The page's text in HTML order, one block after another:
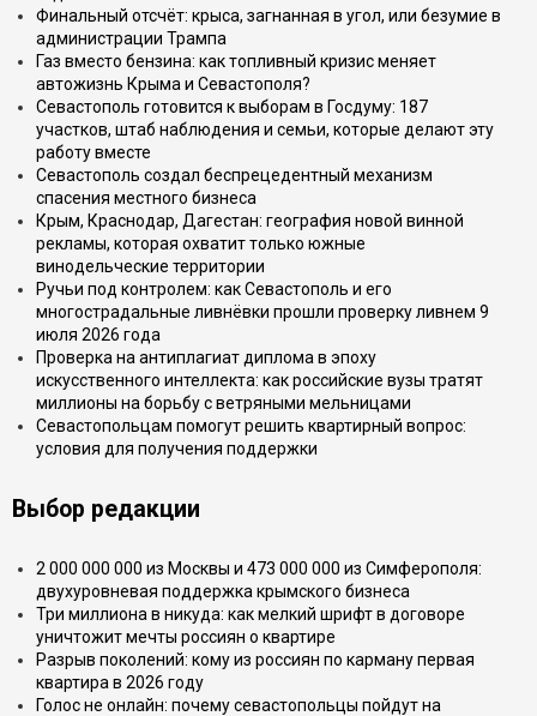
Финальный отсчёт: крыса, загнанная в угол, или безумие в
администрации Трампа
Газ вместо бензина: как топливный кризис меняет
автожизнь Крыма и Севастополя?
Севастополь готовится к выборам в Госдуму: 187
участков, штаб наблюдения и семьи, которые делают эту
работу вместе
Севастополь создал беспрецедентный механизм
спасения местного бизнеса
Крым, Краснодар, Дагестан: география новой винной
рекламы, которая охватит только южные
винодельческие территории
Ручьи под контролем: как Севастополь и его
многострадальные ливнёвки прошли проверку ливнем 9
июля 2026 года
Проверка на антиплагиат диплома в эпоху
искусственного интеллекта: как российские вузы тратят
миллионы на борьбу с ветряными мельницами
Севастопольцам помогут решить квартирный вопрос:
условия для получения поддержки
Выбор редакции
2 000 000 000 из Москвы и 473 000 000 из Симферополя:
двухуровневая поддержка крымского бизнеса
Три миллиона в никуда: как мелкий шрифт в договоре
уничтожит мечты россиян о квартире
Разрыв поколений: кому из россиян по карману первая
квартира в 2026 году
Голос не онлайн: почему севастопольцы пойдут на